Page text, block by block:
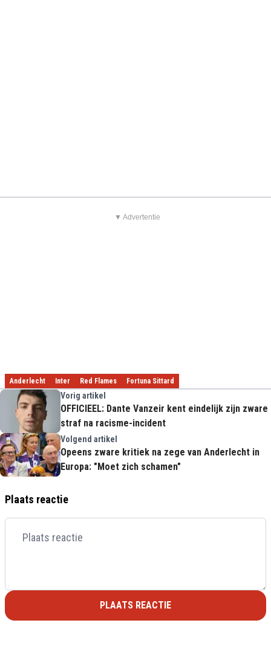
▼ Advertentie
Anderlecht Inter Red Flames Fortuna Sittard
Vorig artikel
OFFICIEEL: Dante Vanzeir kent eindelijk zijn zware
straf na racisme-incident
Volgend artikel
Opeens zware kritiek na zege van Anderlecht in
Europa: "Moet zich schamen"
Plaats reactie
PLAATS REACTIE